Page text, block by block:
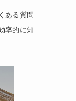
ある質問
率的に知